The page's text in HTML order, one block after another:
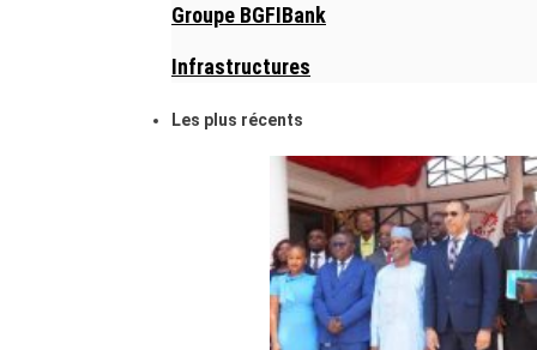
Groupe BGFIBank
Infrastructures
Les plus récents